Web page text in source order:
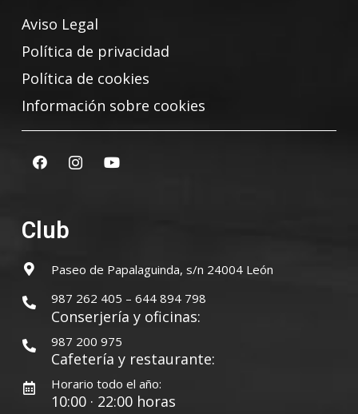
Aviso Legal
Política de privacidad
Política de cookies
Información sobre cookies
Club
Paseo de Papalaguinda, s/n 24004 León
987 262 405 – 644 894 798
Conserjería y oficinas:
987 200 975
Cafetería y restaurante:
Horario todo el año:
10:00 · 22:00 horas